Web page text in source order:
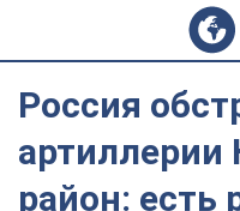
Россия
район: есть